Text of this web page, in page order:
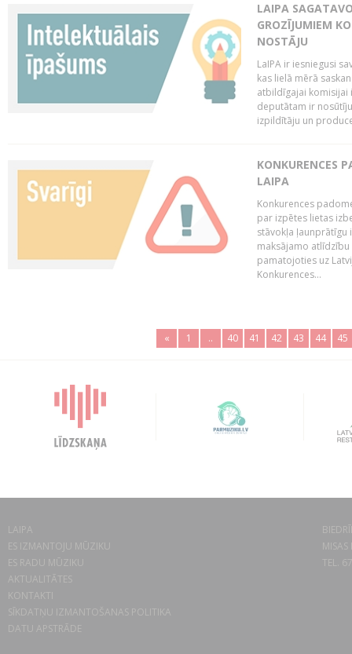
LAIPA
GROZĪJUMIEM
NOSTĀJU
LaIPA ir iesniegusi
kas lielā mērā
atbildīgajai komisijai
deputātam ir
izpildītāju un
KONKURENCES
LAIPA
Konkurences
par izpētes lietas
stāvokļa ļaunprātīgu
maksājamo
pamatojoties uz
Konkurences...
« 1 .. 40 41 42 43 44 45
LAIPA
ES IZMANTOJU MŪZIKU
ES RADU MŪZIKU
AKTUALITĀTES
KONTAKTI
SĪKDATŅU IZMANTOŠANAS POLITIKA
DATU APSTRĀDE
TEL.